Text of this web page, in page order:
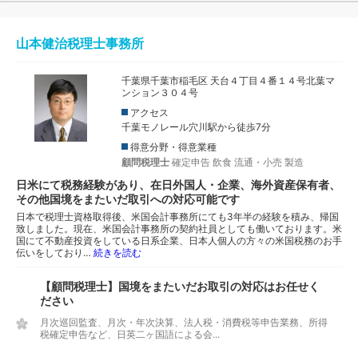
山本健治税理士事務所
千葉県千葉市稲毛区 天台４丁目４番１４号北葉マ
ンション３０４号
アクセス
千葉モノレール穴川駅から徒歩7分
得意分野・得意業種
顧問税理士 確定申告 飲食 流通・小売 製造
日米にて税務経験があり、在日外国人・企業、海外資産保有者、
その他国境をまたいだ取引への対応可能です
日本で税理士資格取得後、米国会計事務所にても3年半の経験を積み、帰国
致しました。現在、米国会計事務所の契約社員としても働いております。米
国にて不動産投資をしている日系企業、日本人個人の方々の米国税務のお手
伝いをしており… 続きを読む
【顧問税理士】国境をまたいだお取引の対応はお任せく
ださい
月次巡回監査、月次・年次決算、法人税・消費税等申告業務、所得
税確定申告など、日英二ヶ国語による会...